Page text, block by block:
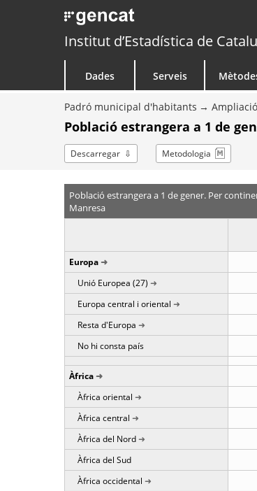
Institut d’Estadística de
Dades Serveis
Padró municipal d'habitants
Població estrangera a 1 de
Descarregar Metodologia
Població estrangera a 1 de gener. Per
Manresa
Europa
Unió Europea (27)
Europa central i oriental
Resta d'Europa
No hi consta país
Àfrica
Àfrica oriental
Àfrica central
Àfrica del Nord
Àfrica del Sud
Àfrica occidental